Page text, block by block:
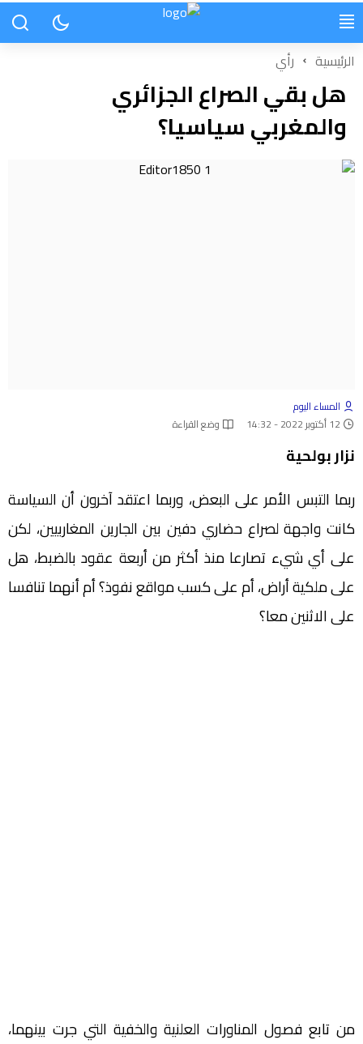
الرئيسية رأي
هل بقي الصراع الجزائري
والمغربي سياسيا؟
المساء اليوم
12 أكتوبر 2022 - 14:32
وضع القراءة
نزار بولحية
ربما التبس الأمر على البعض، وربما اعتقد آخرون أن السياسة
كانت واجهة لصراع حضاري دفين بين الجارين المغاربيين، لكن
على أي شيء تصارعا منذ أكثر من أربعة عقود بالضبط، هل
على ملكية أراض، أم على كسب مواقع نفوذ؟ أم أنهما تنافسا
على الاثنين معا؟
من تابع فصول المناورات العلنية والخفية التي جرت بينهما،